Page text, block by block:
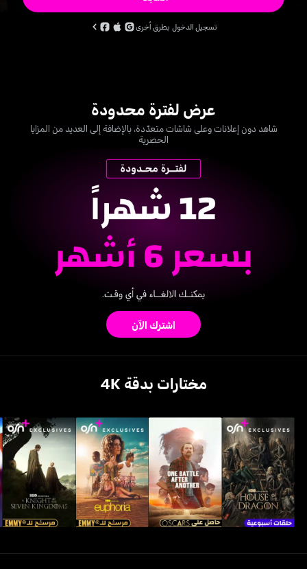
تسجيل الدخول بطرق أخرى
عرض لفترة محدودة
شاهد دون إعلانات وعلى شاشات متعدّدة، بالإضافة إلى العديد من المزايا
الحصرية
اشترك الآن
مختارات بدقة 4K